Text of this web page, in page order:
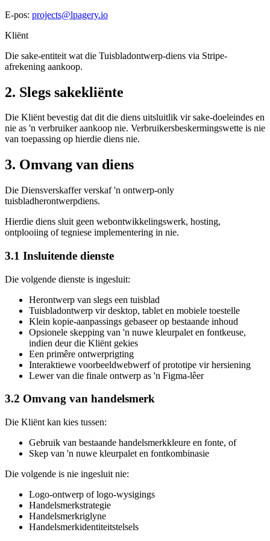
E-pos: projects@lpagery.io
Kliënt
Die sake-entiteit wat die Tuisbladontwerp-diens via Stripe-
afrekening aankoop.
2. Slegs sakekliënte
Die Kliënt bevestig dat dit die diens uitsluitlik vir sake-doeleindes en
nie as 'n verbruiker aankoop nie. Verbruikersbeskermingswette is nie
van toepassing op hierdie diens nie.
3. Omvang van diens
Die Diensverskaffer verskaf 'n ontwerp-only
tuisbladherontwerpdiens.
Hierdie diens sluit geen webontwikkelingswerk, hosting,
ontplooiing of tegniese implementering in nie.
3.1 Insluitende dienste
Die volgende dienste is ingesluit:
Herontwerp van slegs een tuisblad
Tuisbladontwerp vir desktop, tablet en mobiele toestelle
Klein kopie-aanpassings gebaseer op bestaande inhoud
Opsionele skepping van 'n nuwe kleurpalet en fontkeuse,
indien deur die Kliënt gekies
Een primêre ontwerprigting
Interaktiewe voorbeeldwebwerf of prototipe vir hersiening
Lewer van die finale ontwerp as 'n Figma-lêer
3.2 Omvang van handelsmerk
Die Kliënt kan kies tussen:
Gebruik van bestaande handelsmerkkleure en fonte, of
Skep van 'n nuwe kleurpalet en fontkombinasie
Die volgende is nie ingesluit nie:
Logo-ontwerp of logo-wysigings
Handelsmerkstrategie
Handelsmerkriglyne
Handelsmerkidentiteitstelsels